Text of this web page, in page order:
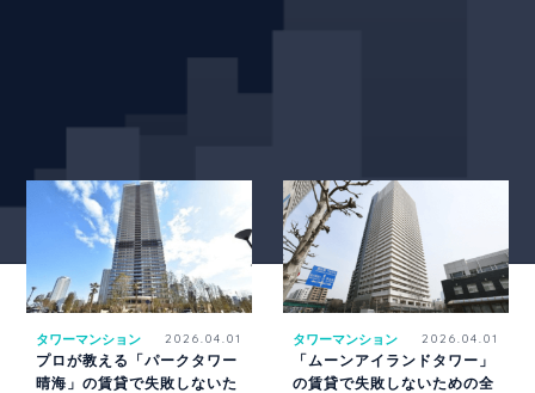
タワーマンション 2026.04.01
プロが教える「パークタワー
晴海」の賃貸で失敗しないた
タワーマンション 2026.04.01
「ムーンアイランドタワー」
の賃貸で失敗しないための全